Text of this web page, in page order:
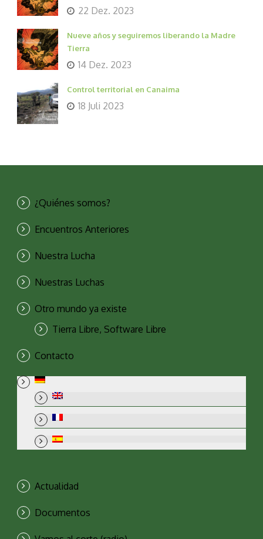
22 Dez. 2023
Nueve años y seguiremos liberando la Madre
Tierra
14 Dez. 2023
Control territorial en Canaima
18 Juli 2023
¿Quiénes somos?
Encuentros Anteriores
Nuestra Lucha
Nuestras Luchas
Otro mundo ya existe
Tierra Libre, Software Libre
Contacto
Actualidad
Documentos